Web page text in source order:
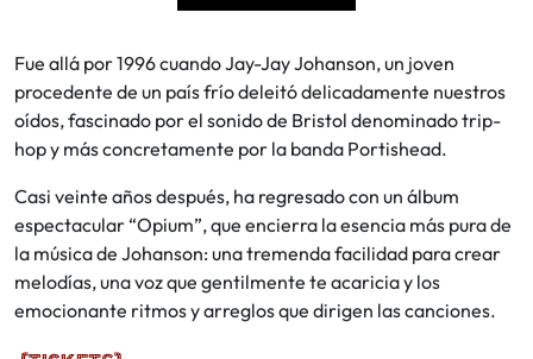
Fue allá por 1996 cuando Jay-Jay Johanson, un joven
procedente de un país frío deleitó delicadamente nuestros
oídos, fascinado por el sonido de Bristol denominado trip-
hop y más concretamente por la banda Portishead.
Casi veinte años después, ha regresado con un álbum
espectacular “Opium”, que encierra la esencia más pura de
la música de Johanson: una tremenda facilidad para crear
melodías, una voz que gentilmente te acaricia y los
emocionante ritmos y arreglos que dirigen las canciones.